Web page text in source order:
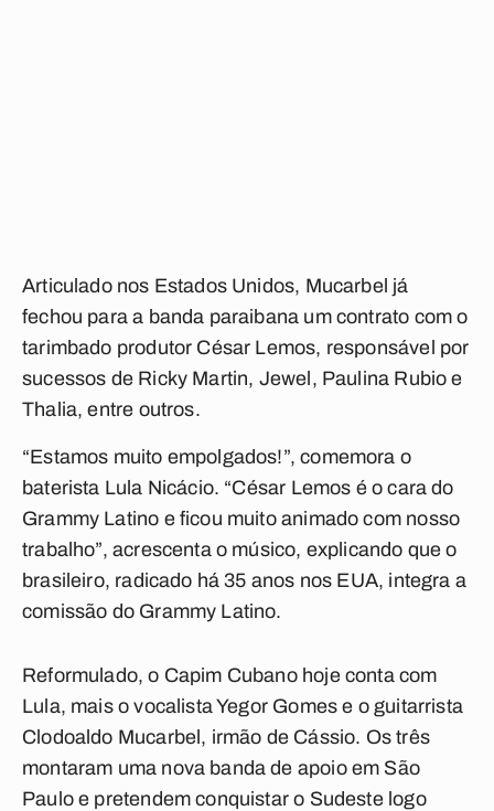
Articulado nos Estados Unidos, Mucarbel já
fechou para a banda paraibana um contrato com o
tarimbado produtor César Lemos, responsável por
sucessos de Ricky Martin, Jewel, Paulina Rubio e
Thalia, entre outros.
“Estamos muito empolgados!”, comemora o
baterista Lula Nicácio. “César Lemos é o cara do
Grammy Latino e ficou muito animado com nosso
trabalho”, acrescenta o músico, explicando que o
brasileiro, radicado há 35 anos nos EUA, integra a
comissão do Grammy Latino.
Reformulado, o Capim Cubano hoje conta com
Lula, mais o vocalista Yegor Gomes e o guitarrista
Clodoaldo Mucarbel, irmão de Cássio. Os três
montaram uma nova banda de apoio em São
Paulo e pretendem conquistar o Sudeste logo